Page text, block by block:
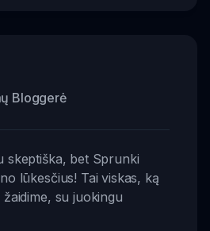
Bloggerė
skeptiška, bet Sprunki
lūkesčius! Tai viskas, ką
su juokingu